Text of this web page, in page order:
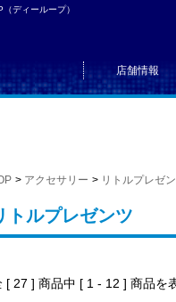
ディーループ）
店舗情報
> アクセサリー > リトルプレゼ
トルプレゼンツ
[ 27 ] 商品中 [ 1 - 12 ] 商品を